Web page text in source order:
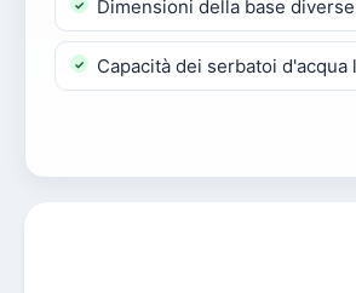
Dimensioni della base
Capacità dei serbatoi